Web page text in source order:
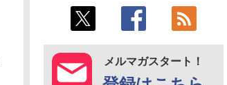
メルマガスタート！